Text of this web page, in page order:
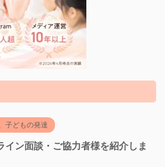
子どもの発達
イン面談・ご協力者様を紹介しま